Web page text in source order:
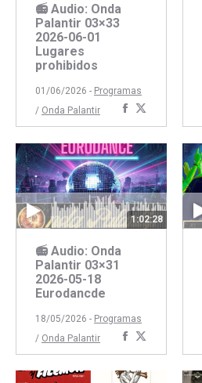
📻 Audio: Onda
Palantir 03×33
2026-06-01
Lugares
prohibidos
01/06/2026 - Programas
/ Onda Palantir
Compartir
con
Facebook
con
Twitter
1:02:28
📻 Audio: Onda
Palantir 03×31
2026-05-18
Eurodancde
18/05/2026 - Programas
/ Onda Palantir
Compartir
con
Facebook
con
Twitter